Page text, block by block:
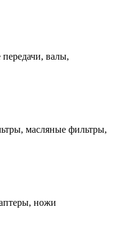
валы,
масляные фильтры,
ножи